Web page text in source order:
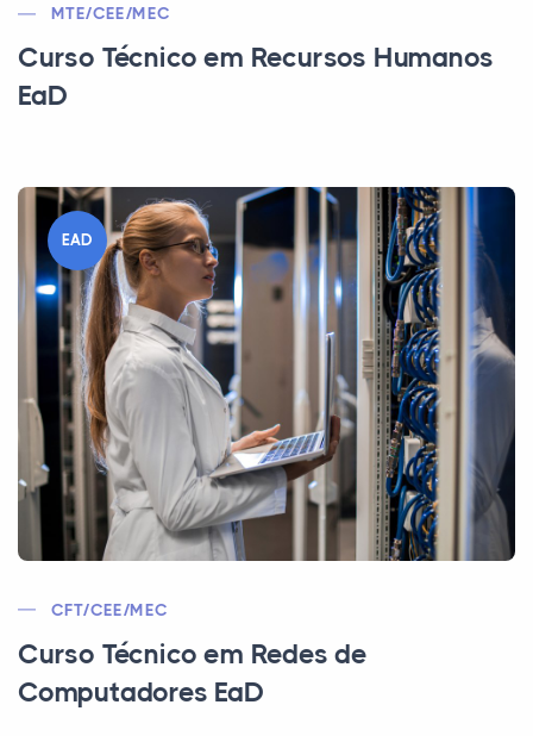
MTE/CEE/MEC
Curso Técnico em Recursos Humanos
EaD
EAD
CFT/CEE/MEC
Curso Técnico em Redes de
Computadores EaD